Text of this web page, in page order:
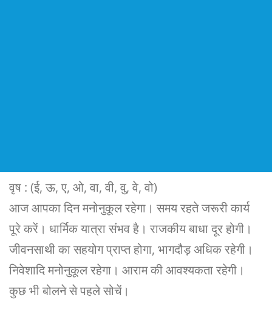
वृष : (ई, ऊ, ए, ओ, वा, वी, वु, वे, वो)
आज आपका दिन मनोनुकूल रहेगा। समय रहते जरूरी कार्य
पूरे करें। धार्मिक यात्रा संभव है। राजकीय बाधा दूर होगी।
जीवनसाथी का सहयोग प्राप्त होगा, भागदौड़ अधिक रहेगी।
निवेशादि मनोनुकूल रहेगा। आराम की आवश्यकता रहेगी।
कुछ भी बोलने से पहले सोचें।